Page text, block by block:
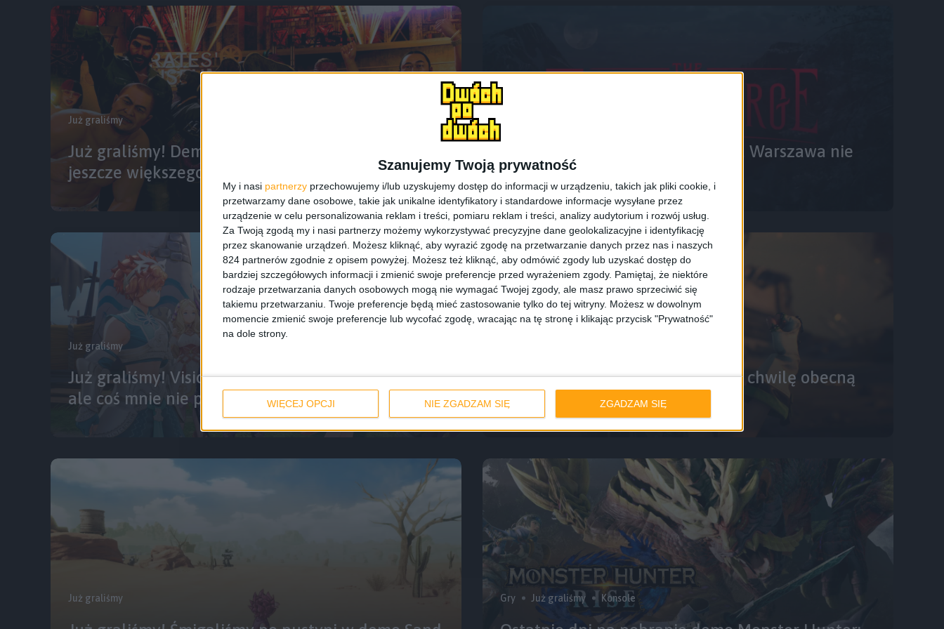
Szanujemy Twoją prywatność
My i nasi partnerzy przechowujemy i/lub uzyskujemy dostęp do informacji w urządzeniu, takich jak pliki cookie, i
przetwarzamy dane osobowe, takie jak unikalne identyfikatory i standardowe informacje wysyłane przez
urządzenie w celu personalizowania reklam i treści, pomiaru reklam i treści, analizy audytorium i rozwój usług.
Za Twoją zgodą my i nasi partnerzy możemy wykorzystywać precyzyjne dane geolokalizacyjne i identyfikację
przez skanowanie urządzeń. Możesz kliknąć, aby wyrazić zgodę na przetwarzanie danych przez nas i naszych
824 partnerów zgodnie z opisem powyżej. Możesz też kliknąć, aby odmówić zgody lub uzyskać dostęp do
bardziej szczegółowych informacji i zmienić swoje preferencje przed wyrażeniem zgody. Pamiętaj, że niektóre
rodzaje przetwarzania danych osobowych mogą nie wymagać Twojej zgody, ale masz prawo sprzeciwić się
takiemu przetwarzaniu. Twoje preferencje będą mieć zastosowanie tylko do tej witryny. Możesz w dowolnym
momencie zmienić swoje preferencje lub wycofać zgodę, wracając na tę stronę i klikając przycisk "Prywatność"
na dole strony.
WIĘCEJ OPCJI NIE ZGADZAM SIĘ ZGADZAM SIĘ
Już graliśmy
Już graliśmy! Demo Pirackiej Yakuzy narobiło mi
jeszcze większego apetytu
Już graliśmy! Piękna XX-wieczna Warszawa nie
dla dema The Thaumaturge
Już graliśmy
Już graliśmy! Visions of Mana ma pewne nowości,
ale coś mnie nie przekonuje
Już graliśmy! Stellar Blade to na chwilę obecną
pewniak GOTY
Już graliśmy Gry Już graliśmy Konsole